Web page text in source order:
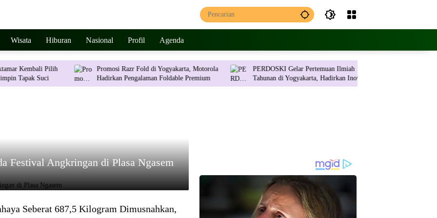
Wisata Hiburan Nasional Profil Agenda
Pilih
Suci
Promosi Razr Fold di Yogyakarta, Motorola
Hadirkan Pengalaman Foldable Premium
PERDOSKI Gelar Pertemuan Ilmiah
Tahunan di Yogyakarta, Hadirkan Inovasi
Dermatologi Terkini
Festival Angkringan di Plasa Ngasem
Seberat 687,5 Kilogram Dimusnahkan,